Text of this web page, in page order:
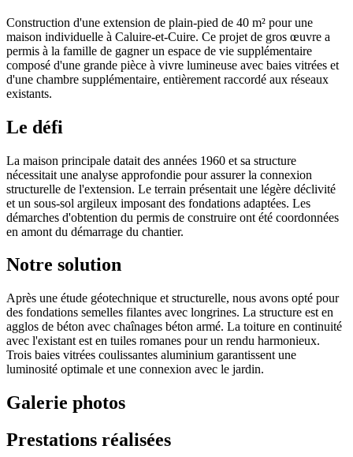
Construction d'une extension de plain-pied de 40 m² pour une
maison individuelle à Caluire-et-Cuire. Ce projet de gros œuvre a
permis à la famille de gagner un espace de vie supplémentaire
composé d'une grande pièce à vivre lumineuse avec baies vitrées et
d'une chambre supplémentaire, entièrement raccordé aux réseaux
existants.
Le défi
La maison principale datait des années 1960 et sa structure
nécessitait une analyse approfondie pour assurer la connexion
structurelle de l'extension. Le terrain présentait une légère déclivité
et un sous-sol argileux imposant des fondations adaptées. Les
démarches d'obtention du permis de construire ont été coordonnées
en amont du démarrage du chantier.
Notre solution
Après une étude géotechnique et structurelle, nous avons opté pour
des fondations semelles filantes avec longrines. La structure est en
agglos de béton avec chaînages béton armé. La toiture en continuité
avec l'existant est en tuiles romanes pour un rendu harmonieux.
Trois baies vitrées coulissantes aluminium garantissent une
luminosité optimale et une connexion avec le jardin.
Galerie photos
Prestations réalisées